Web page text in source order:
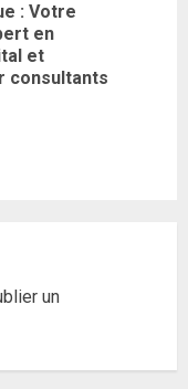
: Votre
en
et
consultants
un